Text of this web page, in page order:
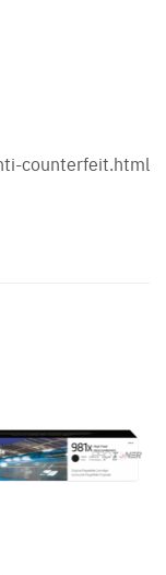
counterfeit.html